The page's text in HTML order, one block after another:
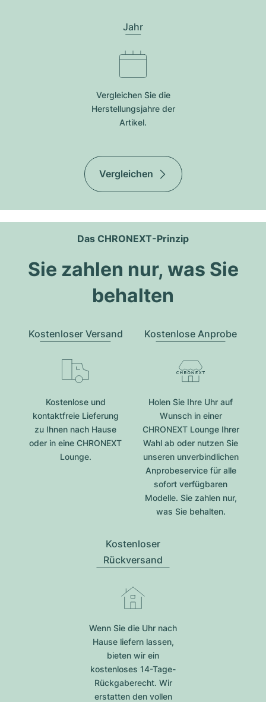
Jahr
Vergleichen Sie die
Herstellungsjahre der
Artikel.
Vergleichen
Das CHRONEXT-Prinzip
Sie zahlen nur, was Sie
behalten
Kostenloser Versand
Kostenlose und
kontaktfreie Lieferung
zu Ihnen nach Hause
oder in eine CHRONEXT
Lounge.
Kostenlose Anprobe
Holen Sie Ihre Uhr auf
Wunsch in einer
CHRONEXT Lounge Ihrer
Wahl ab oder nutzen Sie
unseren unverbindlichen
Anprobeservice für alle
sofort verfügbaren
Modelle. Sie zahlen nur,
was Sie behalten.
Kostenloser
Rückversand
Wenn Sie die Uhr nach
Hause liefern lassen,
bieten wir ein
kostenloses 14-Tage-
Rückgaberecht. Wir
erstatten den vollen